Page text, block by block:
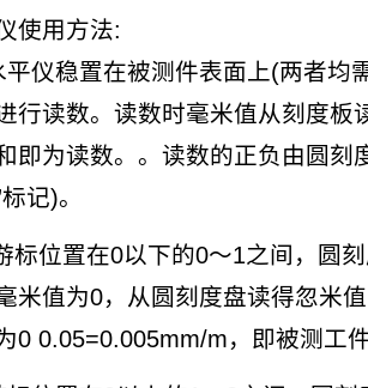
使用方法:
平仪稳置在被测件表面上(两者均
行读数。读数时毫米值从刻度板
即为读数。。读数的正负由圆刻
记)。
标位置在0以下的0～1之间，圆
米值为0，从圆刻度盘读得忽米
0 0.05=0.005mm/m，即被测工